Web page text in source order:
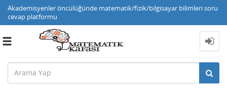
Akademisyenler öncülüğünde matematik/fizik/bilgisayar bilimleri soru
cevap platformu
Toggle